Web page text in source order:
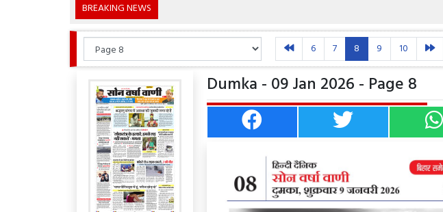
BREAKING NEWS
6 7 8 9 10
Dumka - 09 Jan 2026 - Page 8